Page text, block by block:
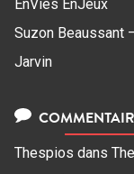
EnVies EnJeux
Suzon Beaussant
Jarvin
Thespios dans